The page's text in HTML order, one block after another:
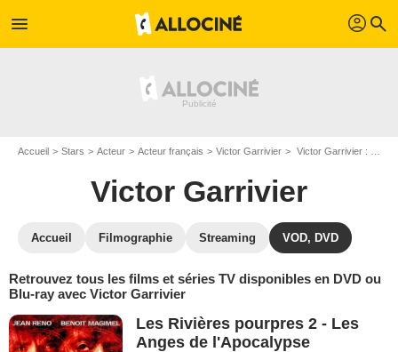
menu profil search
Accueil Stars Acteur Acteur français Victor Garrivier Victor Garrivier : ses Blu-Ray, DVD, VOD, SVOD
Victor Garrivier
Accueil Filmographie Streaming VOD, DVD
Retrouvez tous les films et séries TV disponibles en DVD ou
Blu-ray avec Victor Garrivier
Les Rivières pourpres 2 - Les
Anges de l'Apocalypse